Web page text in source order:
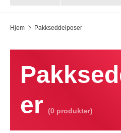
Hjem Pakkseddelposer
er
(0 produkter)